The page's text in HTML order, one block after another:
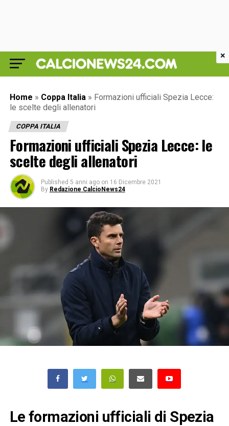
Home » Coppa Italia » Formazioni ufficiali Spezia Lecce:
le scelte degli allenatori
COPPA ITALIA
Formazioni ufficiali Spezia Lecce: le
scelte degli allenatori
Published 5 anni ago on 16 Dicembre 2021
By Redazione CalcioNews24
Le formazioni ufficiali di Spezia
×